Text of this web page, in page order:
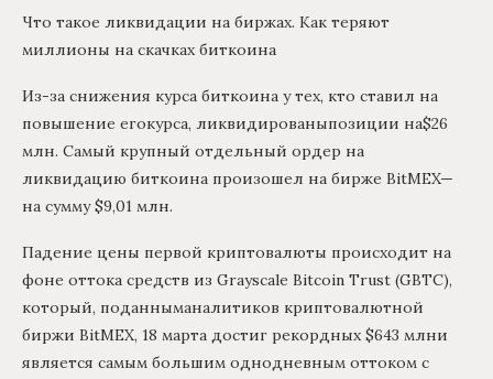
Что такое ликвидации на биржах. Как теряют
миллионы на скачках биткоина
Из-за снижения курса биткоина у тех, кто ставил на
повышение егокурса, ликвидированыпозиции на$26
млн. Самый крупный отдельный ордер на
ликвидацию биткоина произошел на бирже BitMEX—
на сумму $9,01 млн.
Падение цены первой криптовалюты происходит на
фоне оттока средств из Grayscale Bitcoin Trust (GBTC),
который, поданныманалитиков криптовалютной
биржи BitMEX, 18 марта достиг рекордных $643 млни
является самым большим однодневным оттоком с